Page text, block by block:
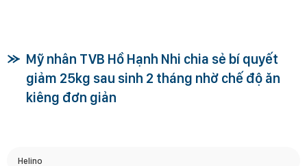
Mỹ nhân TVB Hồ Hạnh Nhi chia sẻ bí quyết
giảm 25kg sau sinh 2 tháng nhờ chế độ ăn
kiêng đơn giản
Helino